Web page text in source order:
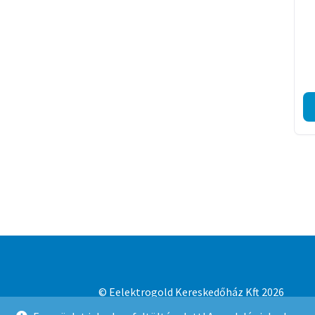
© Eelektrogold Kereskedőház Kft 2026
Adatvédelmi irányelvek
Built with